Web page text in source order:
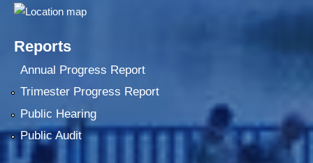
Reports
Annual Progress Report
Trimester Progress Report
Public Hearing
Public Audit